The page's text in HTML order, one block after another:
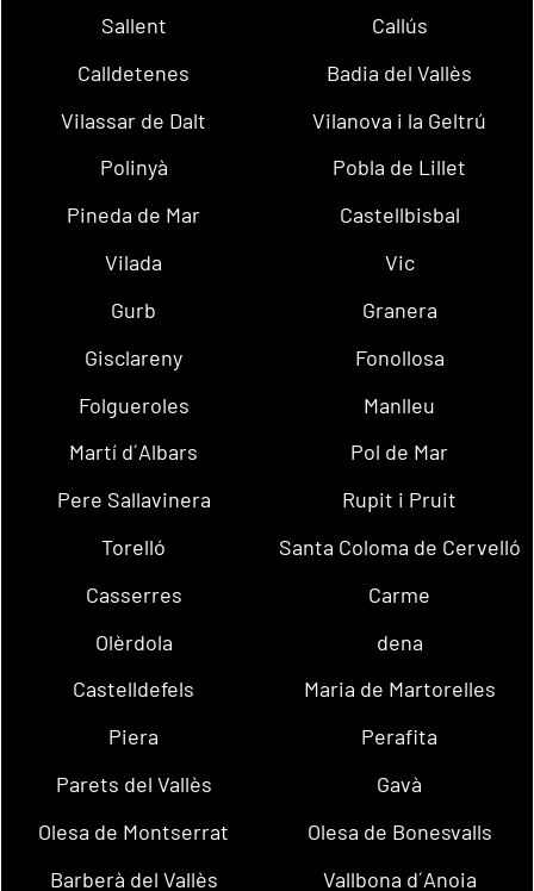
Sallent
Callús
Calldetenes
Badia del Vallès
Vilassar de Dalt
Vilanova i la Geltrú
Polinyà
Pobla de Lillet
Pineda de Mar
Castellbisbal
Vilada
Vic
Gurb
Granera
Gisclareny
Fonollosa
Folgueroles
Manlleu
Martí d´Albars
Pol de Mar
Pere Sallavinera
Rupit i Pruit
Torelló
Santa Coloma de Cervelló
Casserres
Carme
Olèrdola
dena
Castelldefels
Maria de Martorelles
Piera
Perafita
Parets del Vallès
Gavà
Olesa de Montserrat
Olesa de Bonesvalls
Barberà del Vallès
Vallbona d´Anoia